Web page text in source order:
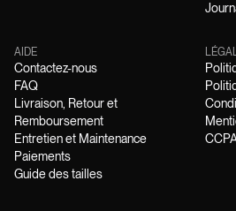
AIDE
Contactez-nous
FAQ
Livraison, Retour et
Remboursement
Entretien et Maintenance
Paiements
Guide des tailles